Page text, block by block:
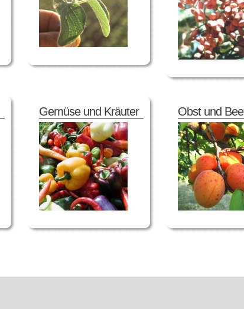
Gemüse und Kräuter Obst und